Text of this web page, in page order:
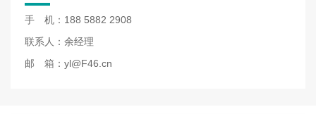
手 机： 188 5882 2908
联系人：余经理
邮 箱： yl@F46.cn